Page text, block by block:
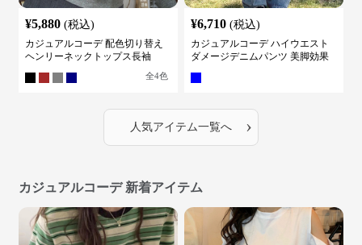
¥5,880 (税込)
カジュアルコーデ 配色切り替え
ヘンリーネックトップス長袖
全
¥6,710 (税込)
カジュアルコーデ ハイウエスト
ダメージデニムパンツ 美脚効果
人気アイテム一覧へ ›